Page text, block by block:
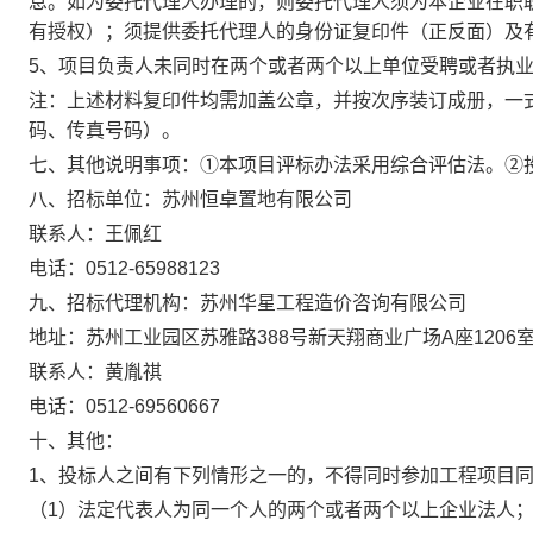
有授权）；须提供委托代理人的身份证复印件（正反面）及
5、 项目负责人未同时在两个或者两个以上单位受聘或者执
注：上述材料复印件均需加盖公章，并按次序装订成册，
码、传真号码）。
七、 其他说明事项： ①本项目评标办法采用综合评估法。 ②
八、招标单位： 苏州恒卓置地有限公司
联系人：
王佩红
电话： 0512-65988123
九、招标代理机构： 苏州华星工程造价咨询有限公司
地址： 苏州工业园区苏雅路388号新天翔商业广场A座1206
联系人： 黄胤祺
电话： 0512-69560667
十、其他：
1、投标人之间有下列情形之一的，不得同时参加工程项目
（1）法定代表人为同一个人的两个或者两个以上企业法人；